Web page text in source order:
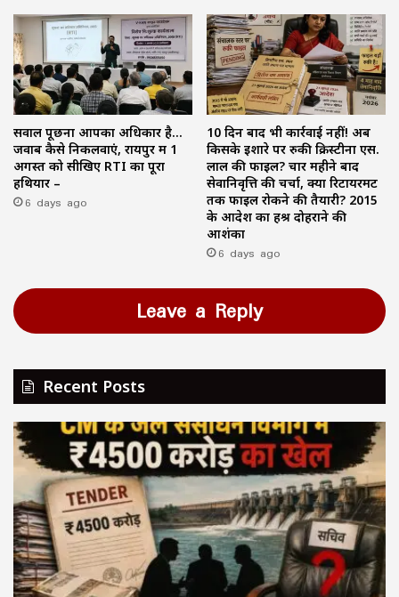
सवाल पूछना आपका अधिकार है…
जवाब कैसे निकलवाएं, रायपुर में 1
अगस्त को सीखिए RTI का पूरा
हथियार –
6 days ago
10 दिन बाद भी कार्रवाई नहीं! अब
किसके इशारे पर रुकी क्रिस्टीना एस.
लाल की फाइल? चार महीने बाद
सेवानिवृत्ति की चर्चा, क्या रिटायरमेंट
तक फाइल रोकने की तैयारी? 2015
के आदेश का हश्र दोहराने की
आशंका
6 days ago
Leave a Reply
Recent Posts